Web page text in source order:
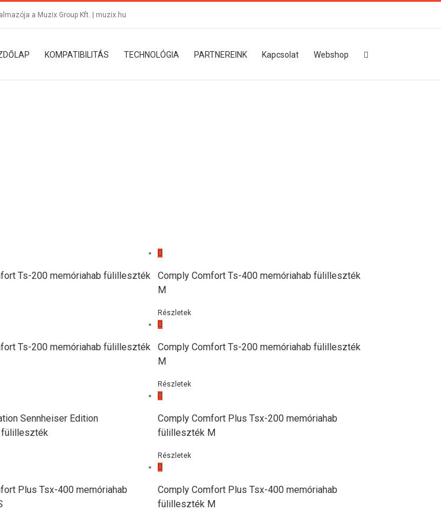
a Muzix Group Kft. | muzix.hu
KOMPATIBILITÁS TECHNOLÓGIA PARTNEREINK Kapcsolat Webshop
Ts-200 memóriahab fülilleszték
Comply Comfort Ts-400 memóriahab fülilleszték
M
Részletek
Ts-200 memóriahab fülilleszték
Comply Comfort Ts-200 memóriahab fülilleszték
M
Részletek
Sennheiser Edition
fülilleszték
Comply Comfort Plus Tsx-200 memóriahab
fülilleszték M
Részletek
Plus Tsx-400 memóriahab
Comply Comfort Plus Tsx-400 memóriahab
fülilleszték M